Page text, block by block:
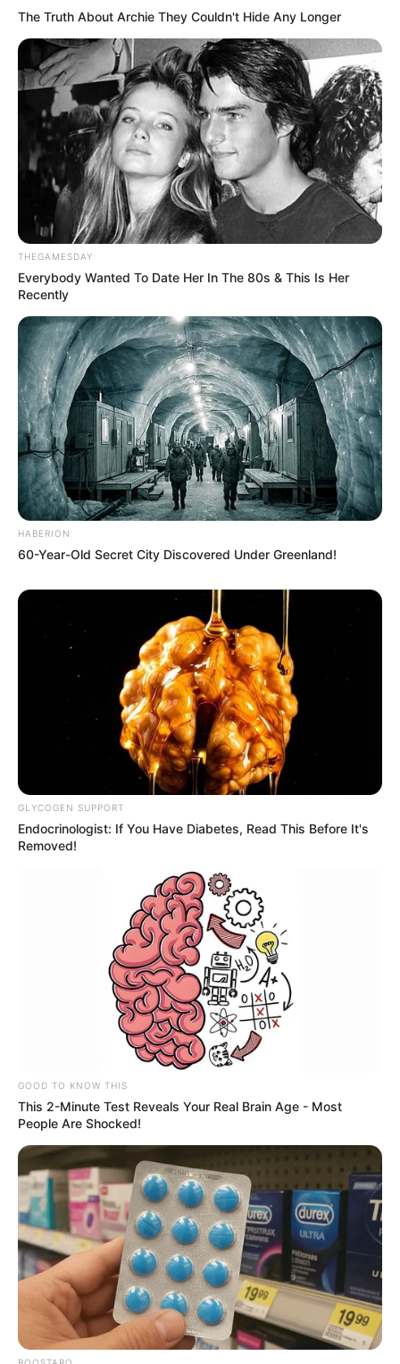
The Truth About Archie They Couldn't Hide Any Longer
THEGAMESDAY
Everybody Wanted To Date Her In The 80s & This Is Her
Recently
HABERION
60-Year-Old Secret City Discovered Under Greenland!
GLYCOGEN SUPPORT
Endocrinologist: If You Have Diabetes, Read This Before It's
Removed!
GOOD TO KNOW THIS
This 2-Minute Test Reveals Your Real Brain Age - Most
People Are Shocked!